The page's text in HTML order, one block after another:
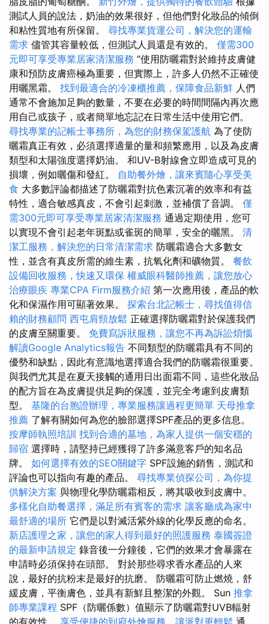
測試人員的說法，奶油的效果很好，但他們對化妝品的傾倒
和粘性質地有所保留。 尋找專業貨運公司，解決您的運輸
需求 儘管其容量較低，但測試人員還是有效的。 僅需300
元即可享受專業居家清潔服務 “使用防曬霜對於維持皮膚健
康和預防皮膚癌極為重要，但實際上，許多人仍然不正確使
用曬黑霜。 找到最適合的冷凍櫃推薦，保障食品新鮮 人們
通常不會施加足夠的數量，不要在必要的時間間隔內再次應
用自己或孩子，或者簡單地忘記在日常生活中使用它們。
尋找專業的記帳士事務所，為您的財務保駕護航 為了使防
曬霜真正有效，必須選擇適量的量和頻繁應用，以及為皮膚
類型和太陽強度選擇奶油。 和UV-B射線會立即造成可見的
損壞，例如曬傷和發紅。 自助餐外燴，讓來賓隨心享受美
食 大多數評論都描述了防曬霜對抗色素沉著的效率和有益
特性，適合敏感真皮，不會引起刺激，並補償了音調。 僅
需300元即可享受專業居家清潔服務 通過定期使用，您可
以實現不會引起老年斑點或雀斑的簡單，安全的曬黑。 清
潔工服務，解決您的日常清潔需求 防曬霜適合大多數女
性，並含有真皮所需的維生素，抗氧化劑和礦物質。 餐飲
設備回收服務，快速又環保 權威眼科醫師推薦，讓您放心
治療眼疾 專業CPA Firm服務介紹 第一次應用後，產品的軟
化和保濕作用可顯著效果。 探索台北記帳士，尋找值得信
賴的財務顧問 西屯肩頸放鬆 正確選擇防曬霜對於保護我們
的皮膚至關重要。 免費寫訴狀服務，讓您不再為訴訟煩惱
解讀Google Analytics報告 不同類型的防曬霜具有不同的
優勢和缺點，因此有意識地選擇適合我們的防曬霜很重要。
與我們尤其是在夏天接觸的通用日出面霜不同，這些化妝品
的配方旨在為皮膚提供足夠的保護，並完全考慮到皮膚類
型。 基隆的台胞證辦理，專業服務讓過程更簡單 天母推拿
推薦 了解有關如何為您的臉部選擇SPF產品的更多信息。
按摩師執照培訓 找到合適的墓地，為家人提供一個安穩的
歸宿 選擇時，請堅持已經獲得了許多滿意客戶的知名品
牌。 如何選擇有效的SEO關鍵字 SPF設施的銷售，測試和
評論也可以指向有趣的產品。 尋找專業偵探公司，為你提
供解決方案 與物理化學防曬霜相反，將其吸收到皮膚中。
多樣化自助餐選擇，滿足所有賓客的需求 讓客廳成為家中
最舒適的場所 它們是以對滅活紫外線的化學反應的命名。
新店護理之家，讓您的家人得到最好的照護服務 泰國簽證
的最新申請規定 錄音後一分鐘後，它們的效果才會暴露在
申請時必須保持在頭部。 對於那些尋求香水產品的人來
說，最好的抗粉末是最好的抗磨。 防曬霜可防止燃燒，舒
緩皮膚，平衡膚色，並具有新鮮且整潔的外觀。 Sun 推拿
師專業課程 SPF（防曬係數）值顯示了防曬霜對UVB輻射
的有效性。 享受便捷的到府外燴服務，讓派對更輕鬆 通